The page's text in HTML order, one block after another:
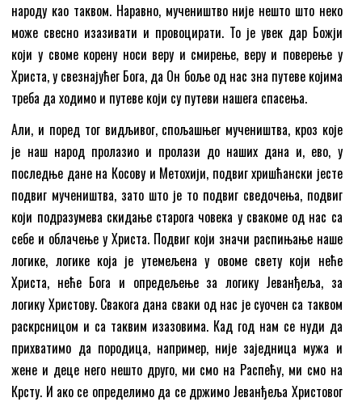
народу као таквом. Наравно, мучеништво није нешто што неко
може свесно изазивати и провоцирати. То је увек дар Божји
који у своме корену носи веру и смирење, веру и поверење у
Христа, у свезнајућег Бога, да Он боље од нас зна путеве којима
треба да ходимо и путеве који су путеви нашега спасења.
Али, и поред тог видљивог, спољашњег мучеништва, кроз које
је наш народ пролазио и пролази до наших дана и, ево, у
последње дане на Косову и Метохији, подвиг хришћански јесте
подвиг мучеништва, зато што је то подвиг сведочења, подвиг
који подразумева скидање старога човека у свакоме од нас са
себе и облачење у Христа. Подвиг који значи распињање наше
логике, логике која је утемељена у овоме свету који неће
Христа, неће Бога и опредељење за логику Јеванђеља, за
логику Христову. Свакога дана сваки од нас је суочен са таквом
раскрсницом и са таквим изазовима. Кад год нам се нуди да
прихватимо да породица, например, није заједница мужа и
жене и деце него нешто друго, ми смо на Распећу, ми смо на
Крсту. И ако се определимо да се држимо Јеванђеља Христовог